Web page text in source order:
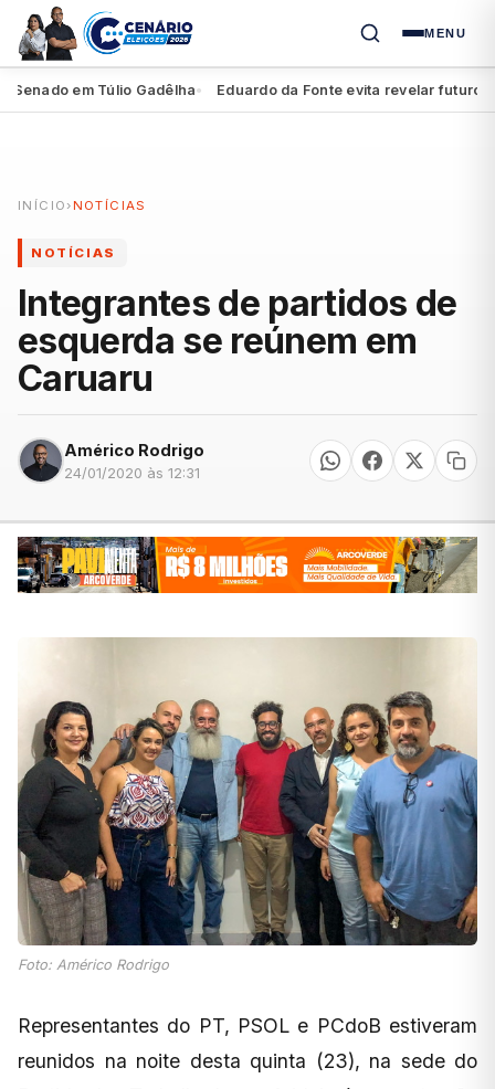
MENU
em Túlio Gadêlha● Eduardo da Fonte evita revelar futuro de
INÍCIO › NOTÍCIAS
NOTÍCIAS
Integrantes de partidos de
esquerda se reúnem em
Caruaru
Américo Rodrigo
24/01/2020 às 12:31
Foto: Américo Rodrigo
Representantes do PT, PSOL e PCdoB estiveram
reunidos na noite desta quinta (23), na sede do